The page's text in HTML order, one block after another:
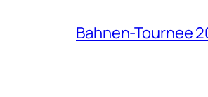
Bahnen-Tournee